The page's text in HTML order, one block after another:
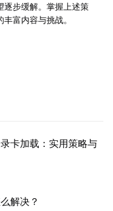
逐步缓解。掌握上述策
富内容与挑战。
卡加载：实用策略与
解决？